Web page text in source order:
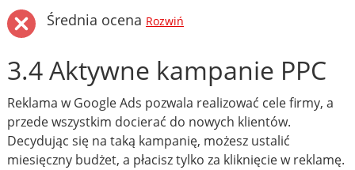
Średnia ocena Rozwiń
3.4 Aktywne kampanie PPC
Reklama w Google Ads pozwala realizować cele firmy, a
przede wszystkim docierać do nowych klientów.
Decydując się na taką kampanię, możesz ustalić
miesięczny budżet, a płacisz tylko za kliknięcie w reklamę.